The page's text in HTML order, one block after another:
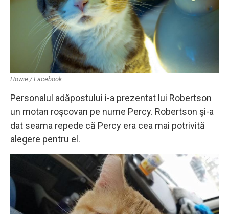
Howie / Facebook
Personalul adăpostului i-a prezentat lui Robertson
un motan roşcovan pe nume Percy. Robertson şi-a
dat seama repede că Percy era cea mai potrivită
alegere pentru el.